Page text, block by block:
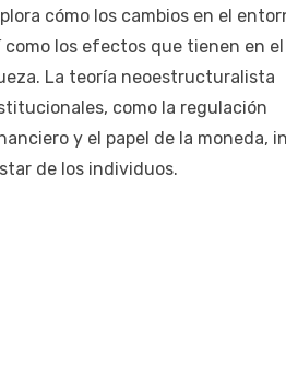
cómo los cambios en el
los efectos que tienen en el
La teoría neoestructuralista
como la regulación
y el papel de la moneda,
de los individuos.